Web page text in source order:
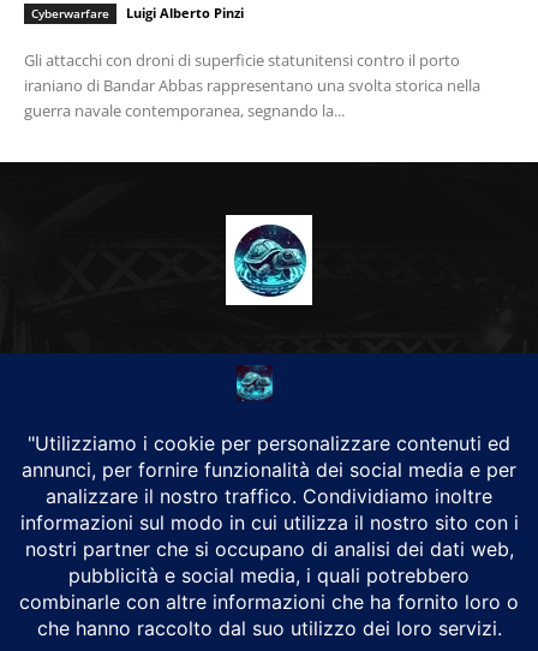
Cyberwarfare Luigi Alberto Pinzi
Gli attacchi con droni di superficie statunitensi contro il porto
iraniano di Bandar Abbas rappresentano una svolta storica nella
guerra navale contemporanea, segnando la...
CHI SIAMO
Alground Geopolitica e Cyberwarfare.
Da una idea di Brunilde Trizio
Alground fa parte del Gruppo Trizio
SEGUICI